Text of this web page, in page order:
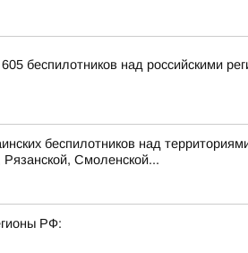
беспилотников над российскими
беспилотников над
Рязанской, Смоленской...
РФ: